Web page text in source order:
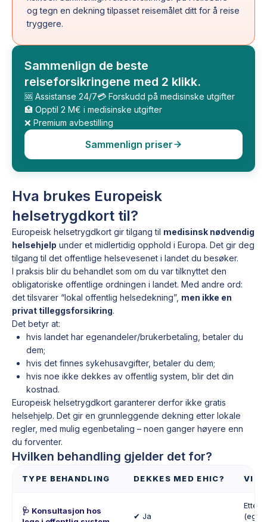
og tegn en dekning tilpasset reisemålet ditt for å reise
tryggere.
Sammenlign de beste
reiseforsikringene med 2 klikk.
🆘 Assistanse 24/7💳 Forskudd på medisinske utgifter
🏥 Opptil 2 M€ i medisinske utgifter
❌ Premium avbestilling
Sammenlign priser
Hva brukes Europeisk
helsetrygdkort til?
Europeisk helsetrygdkort gir tilgang til medisinsk nødvendig
helsehjelp under et midlertidig opphold i Europa. Det gir deg
tilgang til det offentlige helsevesenet i landet du besøker.
I praksis blir du behandlet som om du var tilknyttet den
obligatoriske offentlige ordningen i landet. Med andre ord:
det tilsvarer “lokal offentlig helsedekning”, men ikke en
privat tilleggsforsikring.
Det betyr at:
hvis landet har egenandeler/brukerbetaling, betaler du
dem;
hvis det finnes sykehusavgifter, betaler du dem;
hvis noe ikke dekkes av offentlig system, blir det din
kostnad.
Europeisk helsetrygdkort garanterer derfor ikke gratis
helsehjelp. Det gir en grunnleggende dekning etter lokale
regler, med mulig egenbetaling – noen ganger høyere enn
du forventer.
Hvilken behandling gjelder det for?
TYPE BEHANDLING DEKKES MED EHIC?
🩺 Konsultasjon hos
✔ Ja
Etter